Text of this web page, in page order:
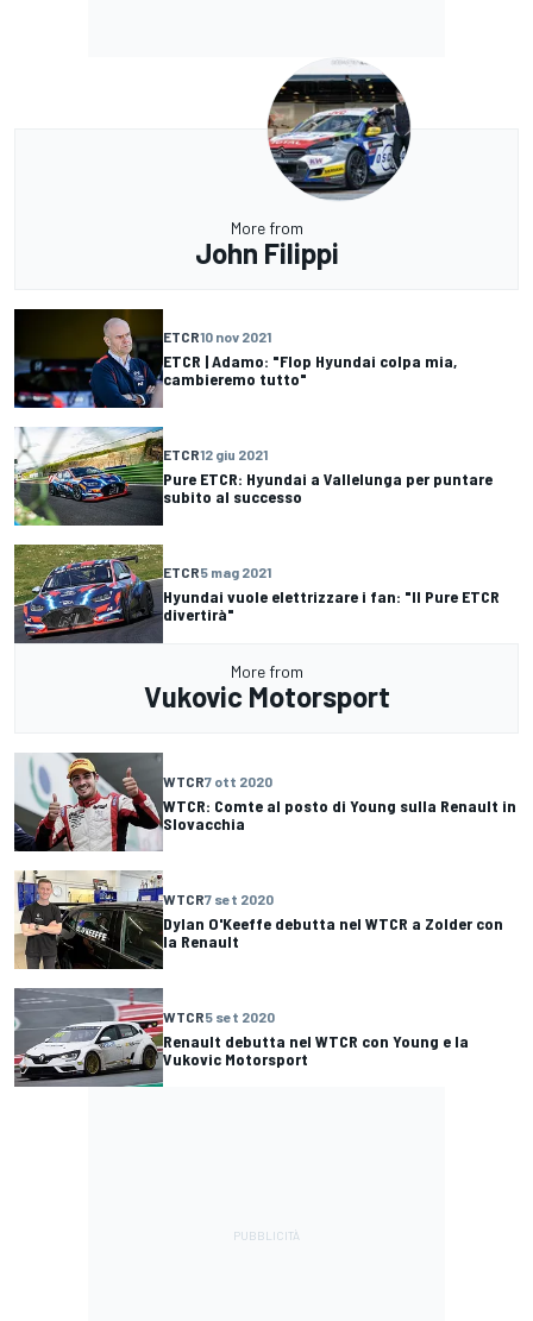
More from
John Filippi
ETCR10 nov 2021
ETCR | Adamo: "Flop Hyundai colpa mia,
cambieremo tutto"
ETCR12 giu 2021
Pure ETCR: Hyundai a Vallelunga per puntare
subito al successo
ETCR5 mag 2021
Hyundai vuole elettrizzare i fan: "Il Pure ETCR
divertirà"
More from
Vukovic Motorsport
WTCR7 ott 2020
WTCR: Comte al posto di Young sulla Renault in
Slovacchia
WTCR7 set 2020
Dylan O'Keeffe debutta nel WTCR a Zolder con
la Renault
WTCR5 set 2020
Renault debutta nel WTCR con Young e la
Vukovic Motorsport